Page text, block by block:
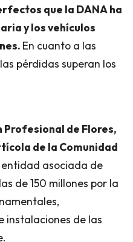
que la DANA ha
y los vehículos
En cuanto a las
pérdidas superan los
Profesional de Flores,
de la Comunidad
entidad asociada de
de 150 millones por la
instalaciones de las